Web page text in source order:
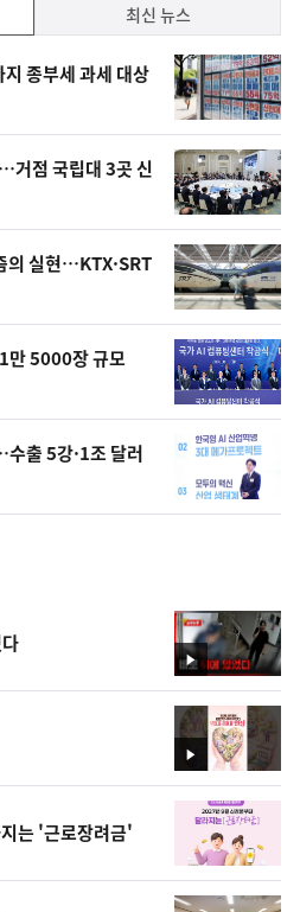
최신 뉴스
종부세 과세 대상
거점 국립대 3곳 신
의 실현…KTX·SRT
만 5000장 규모
출 5강·1조 달러
영
상
영
상
는 '근로장려금'